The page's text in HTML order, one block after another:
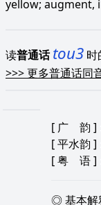
yellow; augment,
读普通话 tou3 时
>>>更多普通话同
[ 广 韵 ]
[平水韵 ]
[粤 语]
◎ 基本解